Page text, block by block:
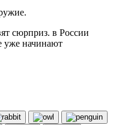
сюрприз. в России
уже начинают